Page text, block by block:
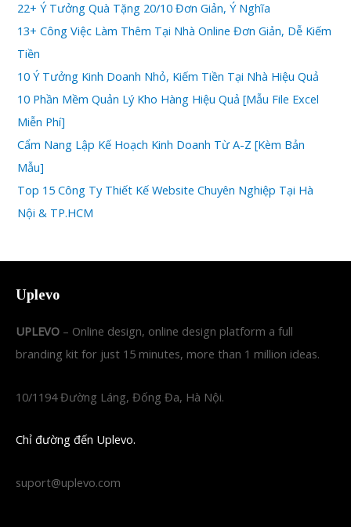
22+ Ý Tưởng Quà Tặng 20/10 Đơn Giản, Ý Nghĩa
13+ Công Việc Làm Thêm Tại Nhà Online Đơn Giản, Dễ Kiếm
Tiền
10 Ý Tưởng Kinh Doanh Nhỏ, Kiếm Tiền Tại Nhà Hiệu Quả
10 Phần Mềm Quản Lý Kho Hàng Hiệu Quả [Mẫu File Excel
Miễn Phí]
Cẩm Nang Lập Kế Hoạch Kinh Doanh Từ A-Z [Kèm Bản
Mẫu]
Top 15 Công Ty Thiết Kế Website Chuyên Nghiệp Tại Hà
Nội & TP.HCM
Uplevo
UPLEVO – Online design, online design platform a full
branding kit for just 15 minutes, more than 1 million ideas.
10/1194 Đường Láng, Đống Đa, Hà Nội.
Chỉ đường đến Uplevo.
suport@uplevo.com